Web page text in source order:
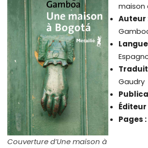
Couverture d’Une maison à
maison
Auteur
Gaudry
Éditeur
Pages :